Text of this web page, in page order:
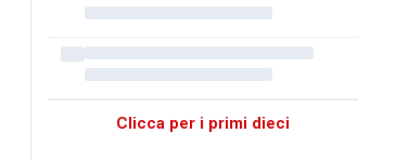
Clicca per i primi dieci